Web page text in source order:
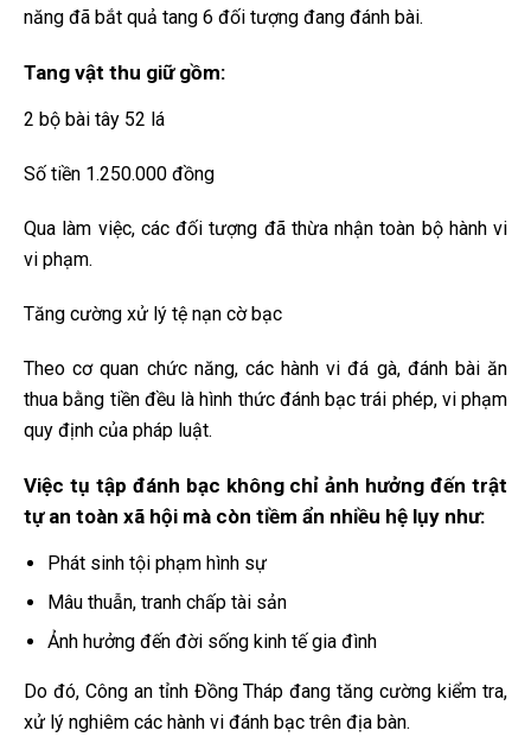
năng đã bắt quả tang 6 đối tượng đang đánh bài.
Tang vật thu giữ gồm:
2 bộ bài tây 52 lá
Số tiền 1.250.000 đồng
Qua làm việc, các đối tượng đã thừa nhận toàn bộ hành vi
vi phạm.
Tăng cường xử lý tệ nạn cờ bạc
Theo cơ quan chức năng, các hành vi đá gà, đánh bài ăn
thua bằng tiền đều là hình thức đánh bạc trái phép, vi phạm
quy định của pháp luật.
Việc tụ tập đánh bạc không chỉ ảnh hưởng đến trật
tự an toàn xã hội mà còn tiềm ẩn nhiều hệ lụy như:
Phát sinh tội phạm hình sự
Mâu thuẫn, tranh chấp tài sản
Ảnh hưởng đến đời sống kinh tế gia đình
Do đó, Công an tỉnh Đồng Tháp đang tăng cường kiểm tra,
xử lý nghiêm các hành vi đánh bạc trên địa bàn.